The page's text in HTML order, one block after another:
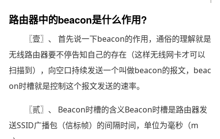
路由器中的beacon是什么作用?
〖壹〗、 首先说一下beacon的作用，通俗的理解就是
无线路由器要不停告知自己的存在（这样无线网卡才可以
扫描到），向空口持续发送一个叫做beacon的报文，beac
on时槽就是控制这个报文发送的速率。
〖贰〗、 Beacon时槽的含义Beacon时槽是路由器发
送SSID广播包（信标帧）的间隔时间，单位为毫秒（m